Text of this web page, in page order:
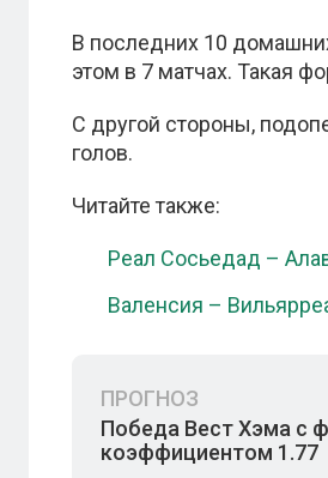
В последних 10
этом в 7 матчах. Такая
С другой стороны,
голов.
Читайте также:
Реал Сосьедад –
Валенсия –
ПРОГНОЗ
Победа Вест Хэма с
коэффициентом 1.77